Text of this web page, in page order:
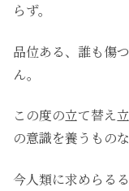
らず。
品位ある、誰も傷
ん。
この度の立て替え
の意識を養うものな
今人類に求めらる